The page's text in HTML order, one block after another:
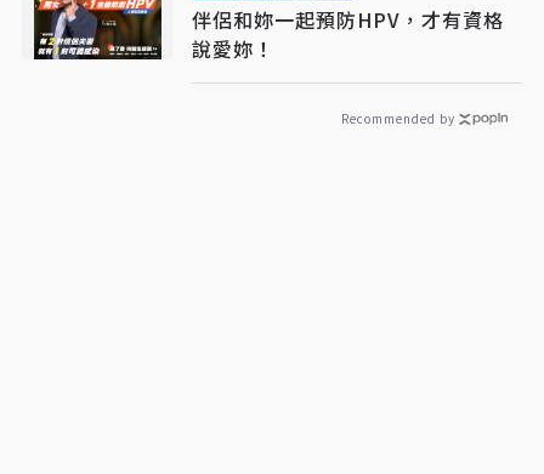
伴侶和妳一起預防HPV，才有資格
說愛妳！
Recommended by